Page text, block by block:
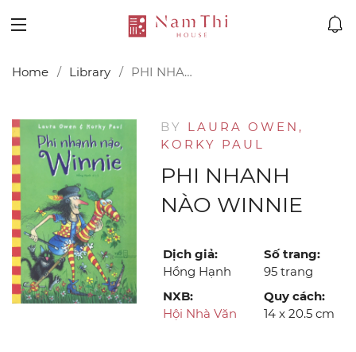
Home Library PHI NHANH NÀO WINNIE
BY LAURA OWEN,
KORKY PAUL
PHI NHANH
NÀO WINNIE
Dịch giả:
Hồng Hạnh
Số trang:
95 trang
NXB:
Hội Nhà Văn
Quy cách:
14 x 20.5 cm